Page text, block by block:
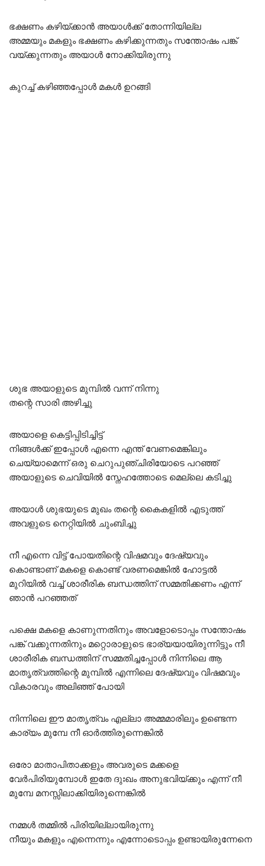
ഭക്ഷണം കഴിയ്ക്കാൻ അയാൾക്ക് തോന്നിയില്ല
അമ്മയും മകളും ഭക്ഷണം കഴിക്കുന്നതും സന്തോഷം പങ്ക്
വയ്ക്കുന്നതും അയാൾ നോക്കിയിരുന്നു
കുറച്ച് കഴിഞ്ഞപ്പോൾ മകൾ ഉറങ്ങി
ശുഭ അയാളുടെ മുമ്പിൽ വന്ന് നിന്നു
തന്റെ സാരി അഴിച്ചു
അയാളെ കെട്ടിപ്പിടിച്ചിട്ട്
നിങ്ങൾക്ക് ഇപ്പോൾ എന്നെ എന്ത് വേണമെങ്കിലും
ചെയ്യാമെന്ന് ഒരു ചെറുപുഞ്ചിരിയോടെ പറഞ്ഞ്
അയാളുടെ ചെവിയിൽ സ്നേഹത്തോടെ മെല്ലെ കടിച്ചു
അയാൾ ശുഭയുടെ മുഖം തന്റെ കൈകളിൽ എടുത്ത്
അവളുടെ നെറ്റിയിൽ ചുംബിച്ചു
നീ എന്നെ വിട്ട് പോയതിന്റെ വിഷമവും ദേഷ്യവും
കൊണ്ടാണ് മകളെ കൊണ്ട് വരണമെങ്കിൽ ഹോട്ടൽ
മുറിയിൽ വച്ച് ശാരീരിക ബന്ധത്തിന് സമ്മതിക്കണം എന്ന്
ഞാൻ പറഞ്ഞത്
പക്ഷെ മകളെ കാണുന്നതിനും അവളോടൊപ്പം സന്തോഷം
പങ്ക് വക്കുന്നതിനും മറ്റൊരാളുടെ ഭാര്യയായിരുന്നിട്ടും നീ
ശാരീരിക ബന്ധത്തിന് സമ്മതിച്ചപ്പോൾ നിന്നിലെ ആ
മാതൃത്വത്തിന്റെ മുമ്പിൽ എന്നിലെ ദേഷ്യവും വിഷമവും
വികാരവും അലിഞ്ഞ് പോയി
നിന്നിലെ ഈ മാതൃത്വം എല്ലാ അമ്മമാരിലും ഉണ്ടെന്ന
കാര്യം മുമ്പേ നീ ഓർത്തിരുന്നെങ്കിൽ
ഒരോ മാതാപിതാക്കളും അവരുടെ മക്കളെ
വേർപിരിയുമ്പോൾ ഇതേ ദുഃഖം അനുഭവിയ്ക്കും എന്ന് നീ
മുമ്പേ മനസ്സിലാക്കിയിരുന്നെങ്കിൽ
നമ്മൾ തമ്മിൽ പിരിയില്ലായിരുന്നു
നീയും മകളും എന്നെന്നും എന്നോടൊപ്പം ഉണ്ടായിരുന്നേനെ